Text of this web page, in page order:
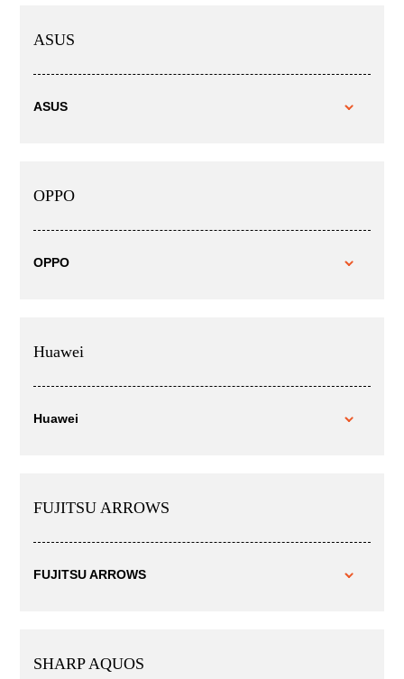
ASUS
ASUS
OPPO
OPPO
Huawei
Huawei
FUJITSU ARROWS
FUJITSU ARROWS
SHARP AQUOS